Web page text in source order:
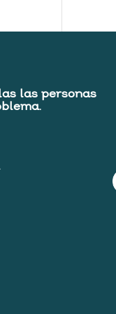
las personas